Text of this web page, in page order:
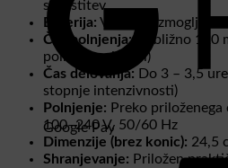
Google Pay
sprostitev
Baterija: Vgrajena zmogljiva
Čas polnjenja:Približno 120
polnite vsaj 2 uri)
Čas delovanja: Do 3 – 3,5
stopnje intenzivnosti)
Polnjenje: Preko priloženega
100–240 V, 50/60 Hz
Dimenzije (brez konic): 24,5
Shranjevanje: Priložen